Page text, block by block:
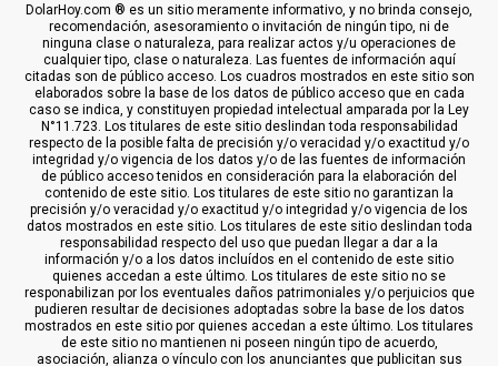
DolarHoy.com ® es un sitio meramente informativo, y no brinda consejo,
recomendación, asesoramiento o invitación de ningún tipo, ni de
ninguna clase o naturaleza, para realizar actos y/u operaciones de
cualquier tipo, clase o naturaleza. Las fuentes de información aquí
citadas son de público acceso. Los cuadros mostrados en este sitio son
elaborados sobre la base de los datos de público acceso que en cada
caso se indica, y constituyen propiedad intelectual amparada por la Ley
N°11.723. Los titulares de este sitio deslindan toda responsabilidad
respecto de la posible falta de precisión y/o veracidad y/o exactitud y/o
integridad y/o vigencia de los datos y/o de las fuentes de información
de público acceso tenidos en consideración para la elaboración del
contenido de este sitio. Los titulares de este sitio no garantizan la
precisión y/o veracidad y/o exactitud y/o integridad y/o vigencia de los
datos mostrados en este sitio. Los titulares de este sitio deslindan toda
responsabilidad respecto del uso que puedan llegar a dar a la
información y/o a los datos incluídos en el contenido de este sitio
quienes accedan a este último. Los titulares de este sitio no se
responabilizan por los eventuales daños patrimoniales y/o perjuicios que
pudieren resultar de decisiones adoptadas sobre la base de los datos
mostrados en este sitio por quienes accedan a este último. Los titulares
de este sitio no mantienen ni poseen ningún tipo de acuerdo,
asociación, alianza o vínculo con los anunciantes que publicitan sus